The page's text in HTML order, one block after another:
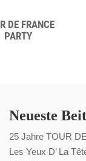
DE FRANCE
PARTY
Neueste
25 Jahre TOUR
Les Yeux D’ La